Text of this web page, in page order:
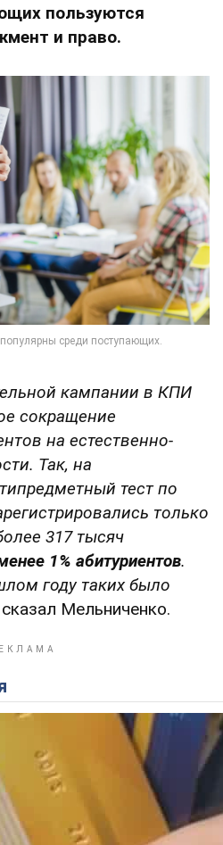
пользуются
и право.
кампании в КПИ
сокращение
на естественно-
Так, на
тест по
только
317 тысяч
1% абитуриентов.
году таких было
сказал Мельниченко.